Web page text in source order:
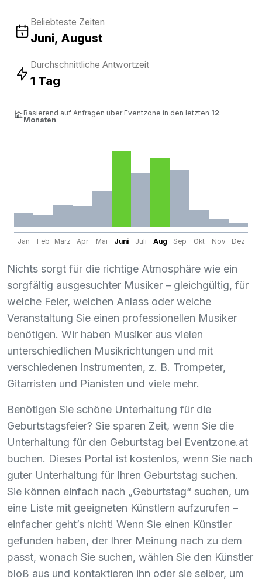
Beliebteste Zeiten
Juni, August
Durchschnittliche Antwortzeit
1 Tag
Basierend auf Anfragen über Eventzone in den letzten 12
Monaten.
Jan Feb März Apr Mai Juni Juli Aug Sep Okt Nov Dez
Nichts sorgt für die richtige Atmosphäre wie ein
sorgfältig ausgesuchter Musiker – gleichgültig, für
welche Feier, welchen Anlass oder welche
Veranstaltung Sie einen professionellen Musiker
benötigen. Wir haben Musiker aus vielen
unterschiedlichen Musikrichtungen und mit
verschiedenen Instrumenten, z. B. Trompeter,
Gitarristen und Pianisten und viele mehr.
Benötigen Sie schöne Unterhaltung für die
Geburtstagsfeier? Sie sparen Zeit, wenn Sie die
Unterhaltung für den Geburtstag bei Eventzone.at
buchen. Dieses Portal ist kostenlos, wenn Sie nach
guter Unterhaltung für Ihren Geburtstag suchen.
Sie können einfach nach „Geburtstag“ suchen, um
eine Liste mit geeigneten Künstlern aufzurufen –
einfacher geht’s nicht! Wenn Sie einen Künstler
gefunden haben, der Ihrer Meinung nach zu dem
passt, wonach Sie suchen, wählen Sie den Künstler
bloß aus und kontaktieren ihn oder sie selber, um